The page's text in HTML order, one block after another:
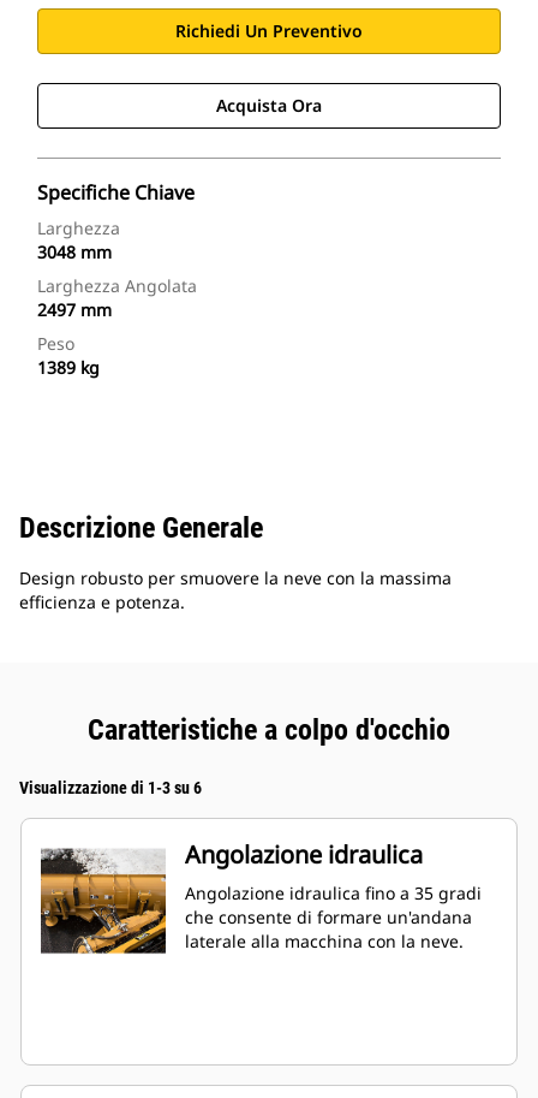
Richiedi Un Preventivo
Acquista Ora
Specifiche Chiave
Larghezza
3048 mm
Larghezza Angolata
2497 mm
Peso
1389 kg
Descrizione Generale
Design robusto per smuovere la neve con la massima
efficienza e potenza.
Caratteristiche a colpo d'occhio
Visualizzazione di 1-3 su 6
Angolazione idraulica
Angolazione idraulica fino a 35 gradi
che consente di formare un'andana
laterale alla macchina con la neve.